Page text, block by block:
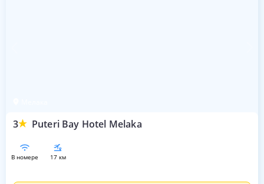
3 Puteri Bay Hotel Melaka
в номере 17 км